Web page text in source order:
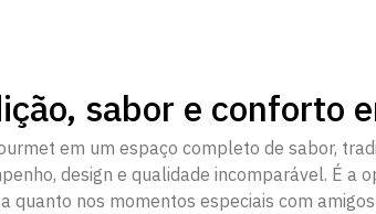
sabor e conforto
em um espaço completo de sabor,
design e qualidade incomparável. É a
quanto nos momentos especiais com